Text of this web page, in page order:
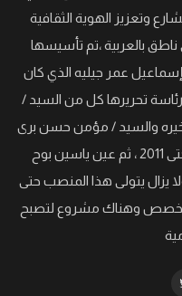
وتعزيز الهوية الثقافية
ناطق بالعربية ،تم تأسيسها
عمر جيليه الذي كان
رئاسة تحريرها كل من السيد /
والسيد / مؤمن حسن برى
الذي تولى رئاسة تحريرها منذ 1999 حتى 2011 ، ثم عين ياسين بوح
مديرا للجريدة منذ يونيو 2011 ولا يزال يتولى هذا المنصب حتى
وهناك مشروع لتصبح